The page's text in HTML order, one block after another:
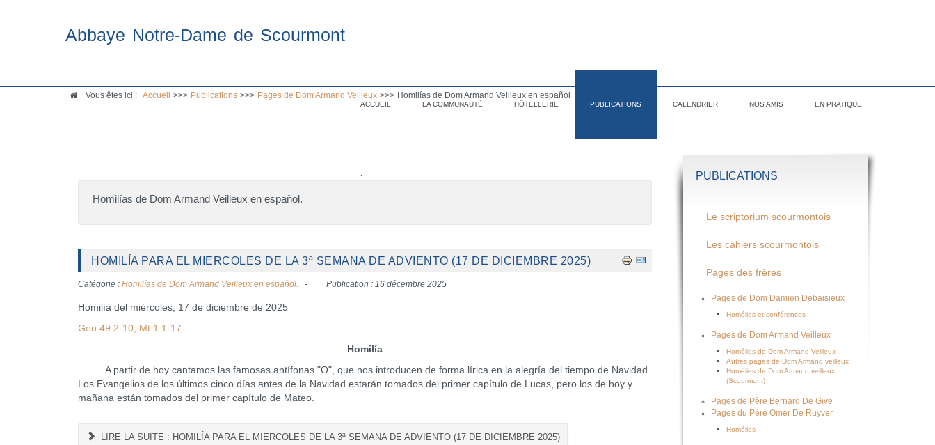
Abbaye Notre-Dame de Scourmont
ACCUEIL LA COMMUNAUTÉ HÔTELLERIE PUBLICATIONS CALENDRIER NOS AMIS EN PRATIQUE
Vous êtes ici : Accueil >>> Publications >>> Pages de Dom Armand Veilleux >>> Homilías de Dom Armand Veilleux en español
Homilías de Dom Armand Veilleux en español.
HOMILÍA PARA EL MIERCOLES DE LA 3ª SEMANA DE ADVIENTO (17 DE DICIEMBRE 2025)
Catégorie : Homilías de Dom Armand Veilleux en español. Publication : 16 décembre 2025
Homilía del miércoles, 17 de diciembre de 2025
Gen 49:2-10; Mt 1:1-17
Homilía
A partir de hoy cantamos las famosas antífonas "O", que nos introducen de forma lírica en la alegría del tiempo de Navidad.
Los Evangelios de los últimos cinco días antes de la Navidad estarán tomados del primer capítulo de Lucas, pero los de hoy y
mañana están tomados del primer capítulo de Mateo.
LIRE LA SUITE : HOMILÍA PARA EL MIERCOLES DE LA 3ª SEMANA DE ADVIENTO (17 DE DICIEMBRE 2025)
PUBLICATIONS
Le scriptorium scourmontois
Les cahiers scourmontois
Pages des frères
Pages de Dom Damien Debaisieux
Homélies et conférences
Pages de Dom Armand Veilleux
Homélies de Dom Armand Veilleux
Autres pages de Dom Armand veilleux
Homélies de Dom Armand veilleux
(Scourmont)
Pages de Père Bernard De Give
Pages du Père Omer De Ruyver
Homélies